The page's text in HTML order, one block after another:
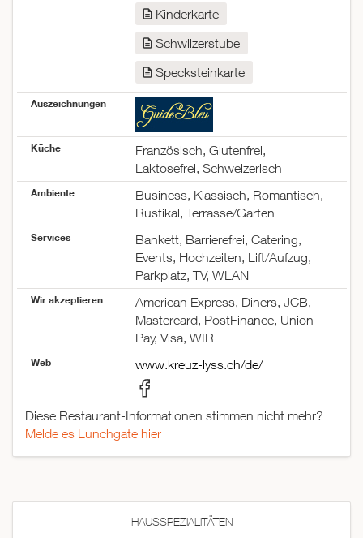
08:00–22:30
Kinderkarte
Schwiizerstube
Specksteinkarte
Auszeichnungen
Küche
Französisch, Glutenfrei,
Laktosefrei, Schweizerisch
Ambiente
Business, Klassisch, Romantisch,
Rustikal, Terrasse/Garten
Services
Bankett, Barrierefrei, Catering,
Events, Hochzeiten, Lift/Aufzug,
Parkplatz, TV, WLAN
Wir akzeptieren
American Express, Diners, JCB,
Mastercard, PostFinance, Union-
Pay, Visa, WIR
Web www.kreuz-lyss.ch/de/
Diese Restaurant-Informationen stimmen nicht mehr?
Melde es Lunchgate hier
HAUSSPEZIALITÄTEN